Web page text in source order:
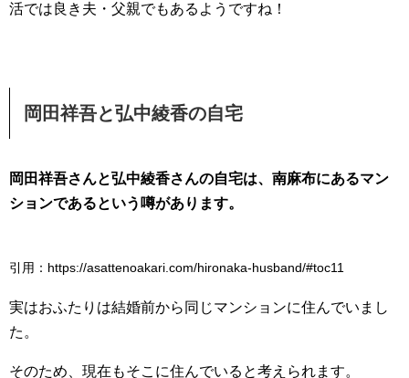
活では良き夫・父親でもあるようですね！
岡田祥吾と弘中綾香の自宅
岡田祥吾さんと弘中綾香さんの自宅は、南麻布にあるマン
ションであるという噂があります。
引用：https://asattenoakari.com/hironaka-husband/#toc11
実はおふたりは結婚前から同じマンションに住んでいまし
た。
そのため、現在もそこに住んでいると考えられます。